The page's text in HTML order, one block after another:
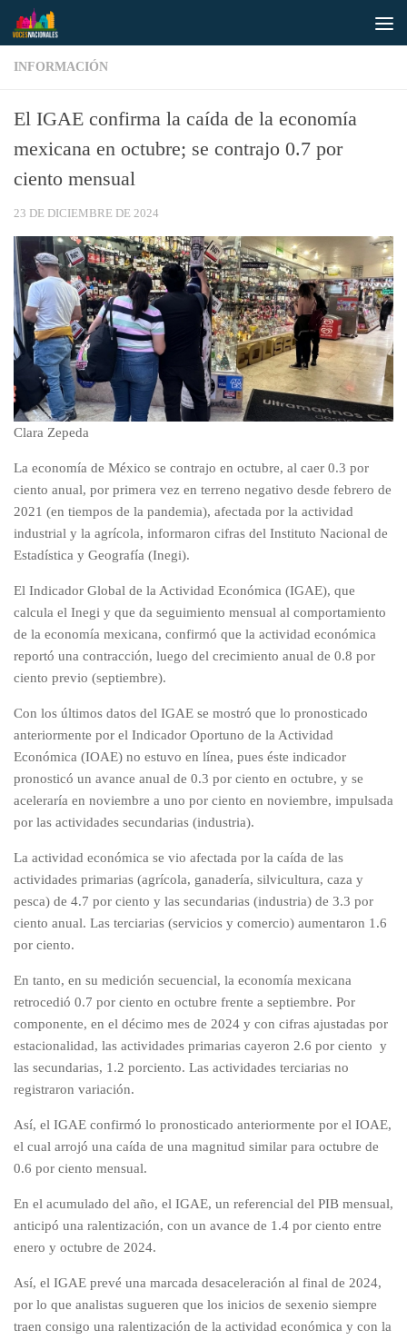
Saltar al contenido
INFORMACIÓN
El IGAE confirma la caída de la economía
mexicana en octubre; se contrajo 0.7 por
ciento mensual
23 DE DICIEMBRE DE 2024
Clara Zepeda
La economía de México se contrajo en octubre, al caer 0.3 por
ciento anual, por primera vez en terreno negativo desde febrero de
2021 (en tiempos de la pandemia), afectada por la actividad
industrial y la agrícola, informaron cifras del Instituto Nacional de
Estadística y Geografía (Inegi).
El Indicador Global de la Actividad Económica (IGAE), que
calcula el Inegi y que da seguimiento mensual al comportamiento
de la economía mexicana, confirmó que la actividad económica
reportó una contracción, luego del crecimiento anual de 0.8 por
ciento previo (septiembre).
Con los últimos datos del IGAE se mostró que lo pronosticado
anteriormente por el Indicador Oportuno de la Actividad
Económica (IOAE) no estuvo en línea, pues éste indicador
pronosticó un avance anual de 0.3 por ciento en octubre, y se
aceleraría en noviembre a uno por ciento en noviembre, impulsada
por las actividades secundarias (industria).
La actividad económica se vio afectada por la caída de las
actividades primarias (agrícola, ganadería, silvicultura, caza y
pesca) de 4.7 por ciento y las secundarias (industria) de 3.3 por
ciento anual. Las terciarias (servicios y comercio) aumentaron 1.6
por ciento.
En tanto, en su medición secuencial, la economía mexicana
retrocedió 0.7 por ciento en octubre frente a septiembre. Por
componente, en el décimo mes de 2024 y con cifras ajustadas por
estacionalidad, las actividades primarias cayeron 2.6 por ciento y
las secundarias, 1.2 porciento. Las actividades terciarias no
registraron variación.
Así, el IGAE confirmó lo pronosticado anteriormente por el IOAE,
el cual arrojó una caída de una magnitud similar para octubre de
0.6 por ciento mensual.
En el acumulado del año, el IGAE, un referencial del PIB mensual,
anticipó una ralentización, con un avance de 1.4 por ciento entre
enero y octubre de 2024.
Así, el IGAE prevé una marcada desaceleración al final de 2024,
por lo que analistas sugueren que los inicios de sexenio siempre
traen consigo una ralentización de la actividad económica y con la